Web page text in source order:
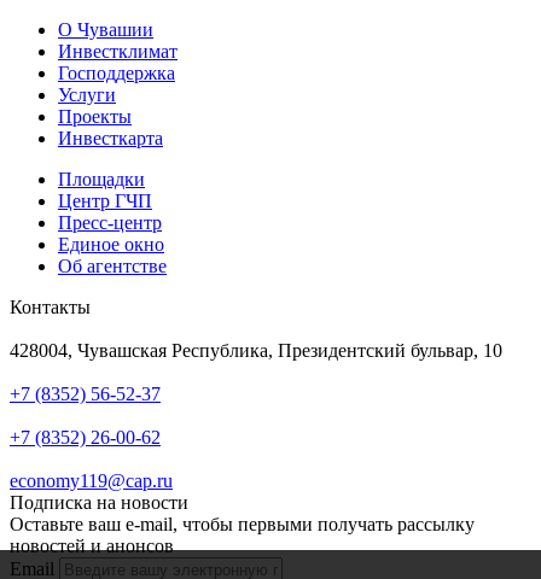
О Чувашии
Инвестклимат
Господдержка
Услуги
Проекты
Инвесткарта
Площадки
Центр ГЧП
Пресс-центр
Единое окно
Об агентстве
Контакты
428004, Чувашская Республика, Президентский бульвар, 10
+7 (8352) 56-52-37
+7 (8352) 26-00-62
economy119@cap.ru
Подписка на новости
Оставьте ваш e-mail, чтобы первыми получать рассылку
новостей и анонсов
Email